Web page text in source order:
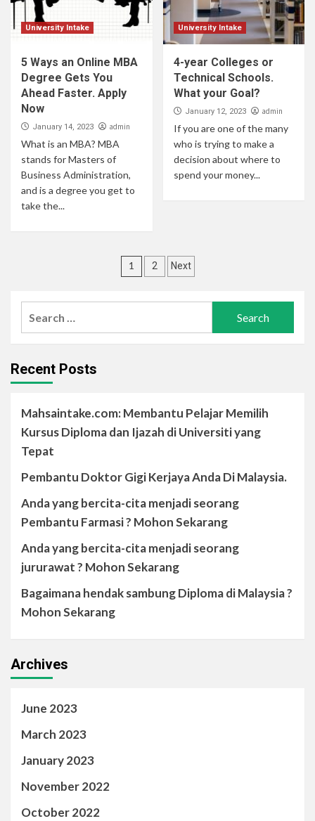
University Intake
5 Ways an Online MBA
Degree Gets You
Ahead Faster. Apply
Now
January 14, 2023 admin
What is an MBA? MBA
stands for Masters of
Business Administration,
and is a degree you get to
take the...
University Intake
4-year Colleges or
Technical Schools.
What your Goal?
January 12, 2023 admin
If you are one of the many
who is trying to make a
decision about where to
spend your money...
1 2 Next
Recent Posts
Mahsaintake.com: Membantu Pelajar Memilih
Kursus Diploma dan Ijazah di Universiti yang
Tepat
Pembantu Doktor Gigi Kerjaya Anda Di Malaysia.
Anda yang bercita-cita menjadi seorang
Pembantu Farmasi ? Mohon Sekarang
Anda yang bercita-cita menjadi seorang
jururawat ? Mohon Sekarang
Bagaimana hendak sambung Diploma di Malaysia ?
Mohon Sekarang
Archives
June 2023
March 2023
January 2023
November 2022
October 2022